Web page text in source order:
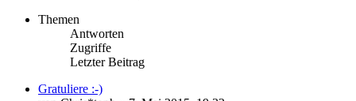
Themen
Antworten
Zugriffe
Letzter Beitrag
Gratuliere :-)